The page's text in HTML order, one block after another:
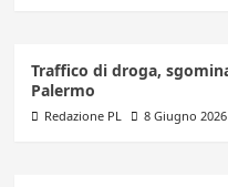
Traffico di droga,
Palermo
Redazione PL 8 Giugno 2026